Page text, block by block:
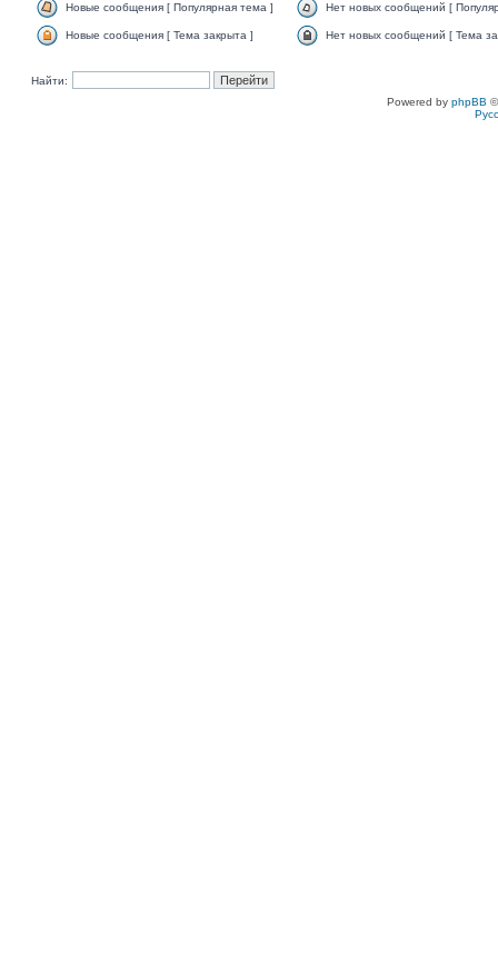
Новые сообщения [ Популярная тема ] Нет новых сообщений [
Новые сообщения [ Тема закрыта ] Нет новых сообщений [ Тема
Найти:
Powered by phpBB